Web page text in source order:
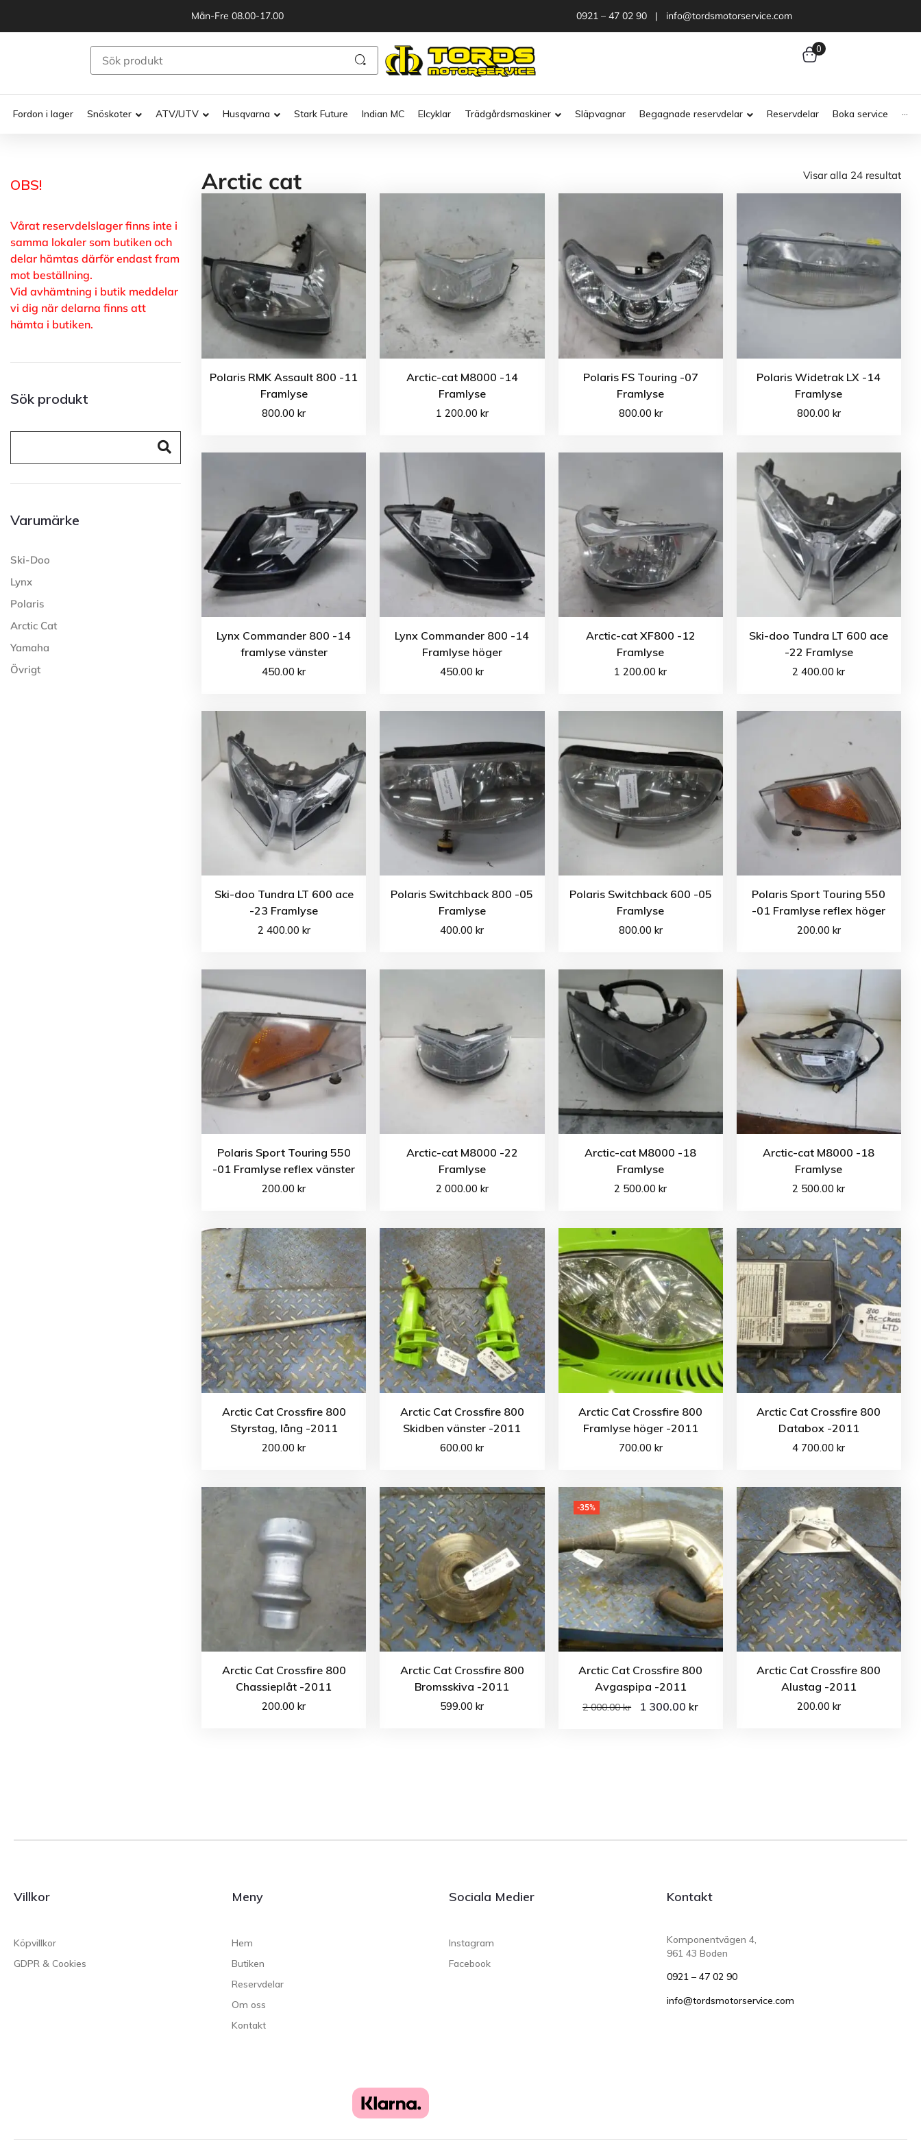
Mån-Fre 08.00-17.00 0921 – 47 02 90 | info@tordsmotorservice.com
0
Fordon i lager Snöskoter ATV/UTV Husqvarna Stark Future Indian MC Elcyklar Trädgårdsmaskiner Släpvagnar Begagnade reservdelar Reservdelar Boka service ···
OBS!
Vårat reservdelslager finns inte i
samma lokaler som butiken och
delar hämtas därför endast fram
mot beställning.
Vid avhämtning i butik meddelar
vi dig när delarna finns att
hämta i butiken.
Sök produkt
Varumärke
Ski-Doo
Lynx
Polaris
Arctic Cat
Yamaha
Övrigt
Arctic cat Visar alla 24 resultat
Polaris RMK Assault 800 -11
Framlyse
800.00kr
Arctic-cat M8000 -14
Framlyse
1 200.00 kr
Polaris FS Touring -07
Framlyse
800.00 kr
Polaris Widetrak LX -14
Framlyse
800.00 kr
Lynx Commander 800 -14
framlyse vänster
450.00kr
Lynx Commander 800 -14
Framlyse höger
450.00kr
Arctic-cat XF800 -12
Framlyse
1 200.00kr
Ski-doo Tundra LT 600 ace
-22 Framlyse
2 400.00kr
Ski-doo Tundra LT 600 ace
-23 Framlyse
2 400.00 kr
Polaris Switchback 800 -05
Framlyse
400.00kr
Polaris Switchback 600 -05
Framlyse
800.00 kr
Polaris Sport Touring 550
-01 Framlyse reflex höger
200.00 kr
Polaris Sport Touring 550
-01 Framlyse reflex vänster
200.00kr
Arctic-cat M8000 -22
Framlyse
2 000.00 kr
Arctic-cat M8000 -18
Framlyse
2 500.00kr
Arctic-cat M8000 -18
Framlyse
2 500.00kr
Arctic Cat Crossfire 800
Styrstag, lång -2011
200.00kr
Arctic Cat Crossfire 800
Skidben vänster -2011
600.00kr
Arctic Cat Crossfire 800
Framlyse höger -2011
700.00 kr
Arctic Cat Crossfire 800
Databox -2011
4 700.00kr
Arctic Cat Crossfire 800
Chassieplåt -2011
200.00kr
Arctic Cat Crossfire 800
Bromsskiva -2011
599.00kr
-35%
Arctic Cat Crossfire 800
Avgaspipa -2011
2 000.00kr 1 300.00 kr
Arctic Cat Crossfire 800
Alustag -2011
200.00 kr
Villkor
Köpvillkor
GDPR & Cookies
Meny
Hem
Butiken
Reservdelar
Om oss
Kontakt
Sociala Medier
Instagram
Facebook
Kontakt
Komponentvägen 4,
961 43 Boden
0921 – 47 02 90
info@tordsmotorservice.com